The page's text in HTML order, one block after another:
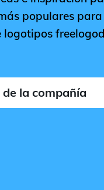
populares
logotipos